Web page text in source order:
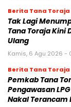
Berita Tana Toraja
Tak Lagi
Tana Toraja Kini
Ulang
Kamis, 6 Agu 2026 -
Berita Tana Toraja
Pemkab Tana
Pengawasan
Nakal Terancam